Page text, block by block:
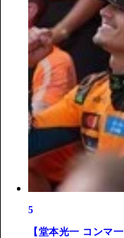
5
【堂本光一 コンマ